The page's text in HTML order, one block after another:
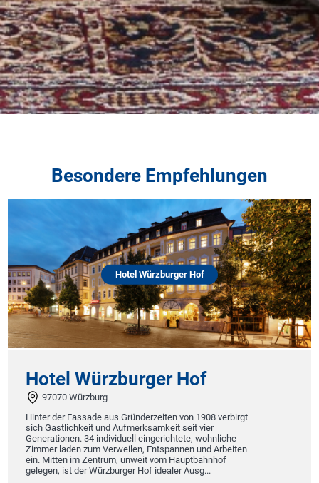
Besondere Empfehlungen
Hotel Würzburger Hof
Hotel Würzburger Hof
97070 Würzburg
Hinter der Fassade aus Gründerzeiten von 1908 verbirgt
sich Gastlichkeit und Aufmerksamkeit seit vier
Generationen. 34 individuell eingerichtete, wohnliche
Zimmer laden zum Verweilen, Entspannen und Arbeiten
ein. Mitten im Zentrum, unweit vom Hauptbahnhof
gelegen, ist der Würzburger Hof idealer Ausg...